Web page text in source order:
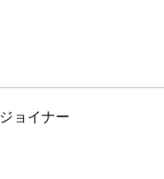
ジョイナー